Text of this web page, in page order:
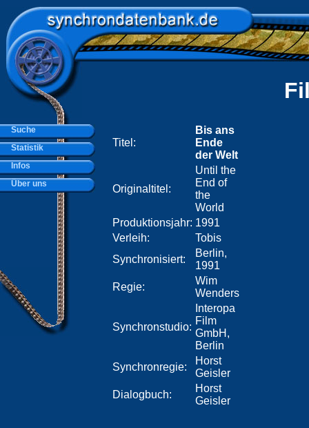
Titel:
Bis ans
Ende
der Welt
Originaltitel:
Until the
End of
the
World
Produktionsjahr: 1991
Verleih:
Tobis
Synchronisiert:
Berlin,
1991
Regie:
Wim
Wenders
Synchronstudio:
Interopa
Film
GmbH,
Berlin
Synchronregie:
Horst
Geisler
Dialogbuch:
Horst
Geisler
Suche
Statistik
Infos
Über uns